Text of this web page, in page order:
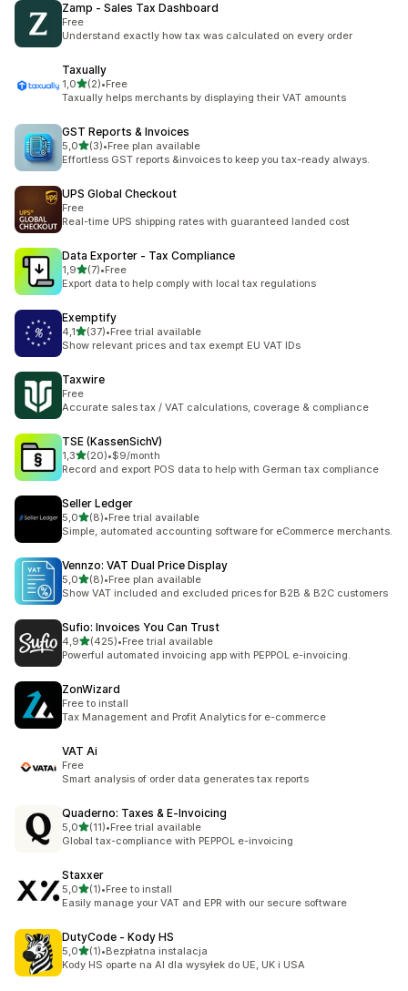
Zamp ‑ Sales Tax Dashboard
Free
Understand exactly how tax was calculated on every order
Taxually
1,0na 5 gwiazdek
(2)
Łączna liczba recenzji: 2
•Free
Taxually helps merchants by displaying their VAT amounts
GST Reports & Invoices
5,0na 5 gwiazdek
(3)
Łączna liczba recenzji: 3
•Free plan available
Effortless GST reports &invoices to keep you tax-ready always.
UPS Global Checkout
Free
Real-time UPS shipping rates with guaranteed landed cost
Data Exporter ‑ Tax Compliance
1,9na 5 gwiazdek
(7)
Łączna liczba recenzji: 7
•Free
Export data to help comply with local tax regulations
Exemptify
4,1na 5 gwiazdek
(37)
Łączna liczba recenzji: 37
•Free trial available
Show relevant prices and tax exempt EU VAT IDs
Taxwire
Free
Accurate sales tax / VAT calculations, coverage & compliance
TSE (KassenSichV)
1,3na 5 gwiazdek
(20)
Łączna liczba recenzji: 20
•$9/month
Record and export POS data to help with German tax compliance
Seller Ledger
5,0na 5 gwiazdek
(8)
Łączna liczba recenzji: 8
•Free trial available
Simple, automated accounting software for eCommerce merchants.
Vennzo: VAT Dual Price Display
5,0na 5 gwiazdek
(8)
Łączna liczba recenzji: 8
•Free plan available
Show VAT included and excluded prices for B2B & B2C customers
Sufio: Invoices You Can Trust
4,9na 5 gwiazdek
(425)
Łączna liczba recenzji: 425
•Free trial available
Powerful automated invoicing app with PEPPOL e-invoicing.
ZonWizard
Free to install
Tax Management and Profit Analytics for e-commerce
VAT Ai
Free
Smart analysis of order data generates tax reports
Quaderno: Taxes & E‑Invoicing
5,0na 5 gwiazdek
(11)
Łączna liczba recenzji: 11
•Free trial available
Global tax-compliance with PEPPOL e-invoicing
Staxxer
5,0na 5 gwiazdek
(1)
Łączna liczba recenzji: 1
•Free to install
Easily manage your VAT and EPR with our secure software
DutyCode ‑ Kody HS
5,0na 5 gwiazdek
(1)
Łączna liczba recenzji: 1
•Bezpłatna instalacja
Kody HS oparte na AI dla wysyłek do UE, UK i USA